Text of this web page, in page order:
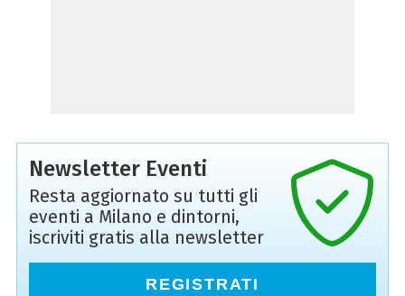
Newsletter Eventi
Resta aggiornato su tutti gli
eventi a Milano e dintorni,
iscriviti gratis alla newsletter
REGISTRATI